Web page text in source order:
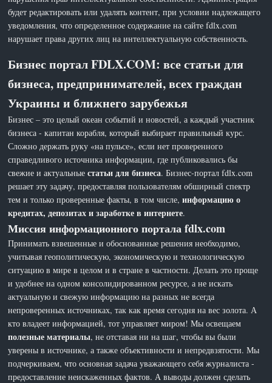
будет редактировать или удалять контент, при условии надлежащего
уведомления, что определенное содержание на сайте fdlx.com
нарушает права других лиц на интеллектуальную собственность.
Бизнес портал FDLX.COM: все статьи для
бизнеса, предпринимателей, всех граждан
Украины и ближнего зарубежья
Бизнес – это целый океан событий и новостей, а каждый участник
бизнеса - капитан корабля, который выбирает правильный курс.
Сложно держать руку «на пульсе», если нет проверенного
справедливого источника информации, где публиковались бы
свежие и актуальныестатьи для бизнеса. Бизнес-портал fdlx.com
решает эту задачу, предоставляя пользователям обширный спектр
тем и только проверенные факты, в том числе,информацию о
кредитах, депозитах и заработке в интернете.
Миссия информационного портала fdlx.com
Принимать взвешенные и обоснованные решения необходимо,
учитывая геополитическую, экономическую и технологическую
ситуацию в мире в целом и в стране в частности. Делать это проще
и удобнее на одном консолидированном ресурсе, а не искать
актуальную и свежую информацию на разных не всегда
непроверенных источниках, так как время сегодня на вес золота. А
кто владеет информацией, тот управляет миром! Мы освещаем
полезные материалы, не отставая ни на шаг, чтобы вы были
уверены в источнике, а также объективности и непредвзятости. Мы
подчеркиваем, что основная задача уважающего себя журналиста -
предоставление неискаженных фактов. А выводы должен сделать